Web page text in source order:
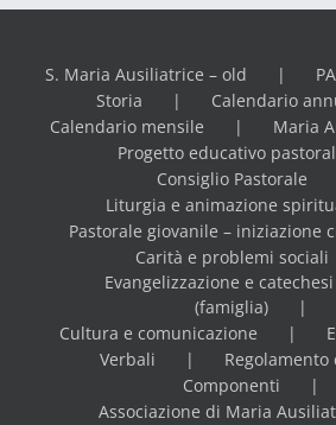
S. Maria Ausiliatrice – old
Storia
Calendario
Calendario mensile
Maria
Progetto educativo
Consiglio Pastorale
Liturgia e animazione
Pastorale giovanile – iniziazione
Carità e problemi sociali
Evangelizzazione e
(famiglia)
Cultura e comunicazione
Verbali
Regolamento
Componenti
Associazione di Maria